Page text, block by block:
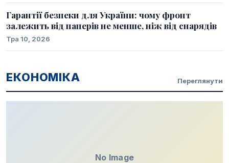
Гарантії безпеки для України: чому фронт
залежить від паперів не менше, ніж від снарядів
Тра 10, 2026
ЕКОНОМІКА Переглянути
No Image